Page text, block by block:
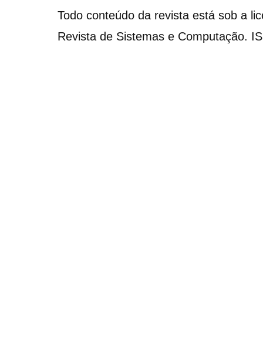
Todo conteúdo da revista está sob a
Revista de Sistemas e Computação.